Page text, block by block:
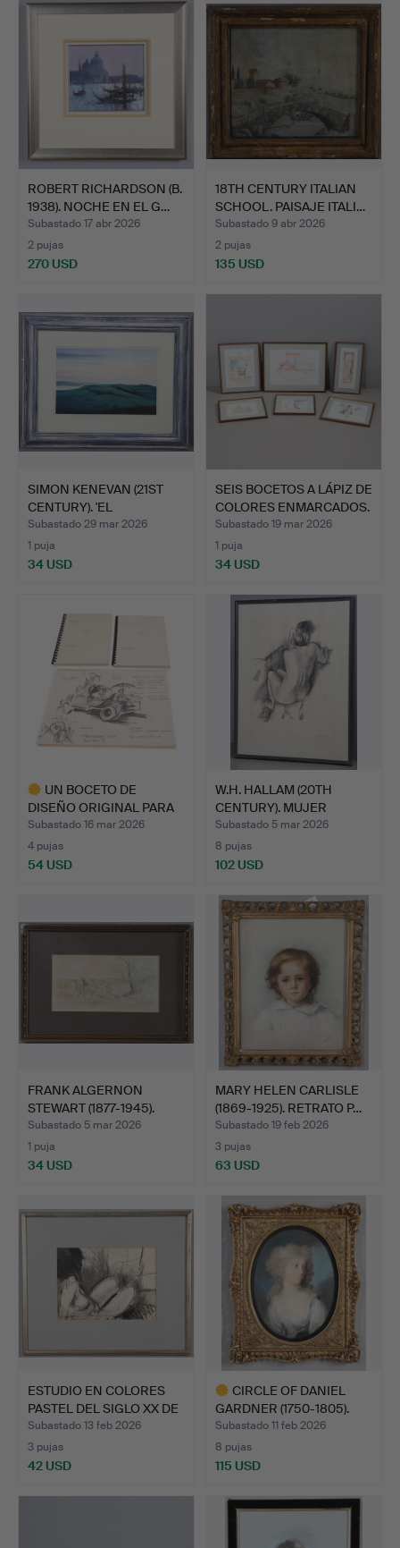
ROBERT RICHARDSON (B.
1938). NOCHE EN EL G…
Subastado 17 abr 2026
2 pujas
270 USD
18TH CENTURY ITALIAN
SCHOOL. PAISAJE ITALI…
Subastado 9 abr 2026
2 pujas
135 USD
SIMON KENEVAN (21ST
CENTURY). 'EL
AMANECER…
Subastado 29 mar 2026
1 puja
34 USD
SEIS BOCETOS A LÁPIZ DE
COLORES ENMARCADOS.
Subastado 19 mar 2026
1 puja
34 USD
UN BOCETO DE
DISEÑO ORIGINAL PARA
LA CARRO…
Subastado 16 mar 2026
4 pujas
54 USD
W.H. HALLAM (20TH
CENTURY). MUJER
SENTADA …
Subastado 5 mar 2026
8 pujas
102 USD
FRANK ALGERNON
STEWART (1877-1945).
ATRIBU…
Subastado 5 mar 2026
1 puja
34 USD
MARY HELEN CARLISLE
(1869-1925). RETRATO P…
Subastado 19 feb 2026
3 pujas
63 USD
ESTUDIO EN COLORES
PASTEL DEL SIGLO XX DE
…
Subastado 13 feb 2026
3 pujas
42 USD
CIRCLE OF DANIEL
GARDNER (1750-1805).
RETR…
Subastado 11 feb 2026
8 pujas
115 USD
seleccionado